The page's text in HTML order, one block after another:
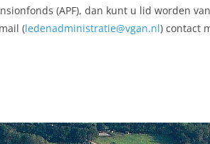
(APF), dan kunt u lid worden van
(ledenadministratie@vgan.nl) contact